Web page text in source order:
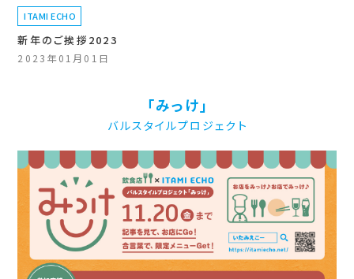
ITAMI ECHO
新年のご挨拶2023
2023年01月01日
「みっけ」
バルスタイルプロジェクト